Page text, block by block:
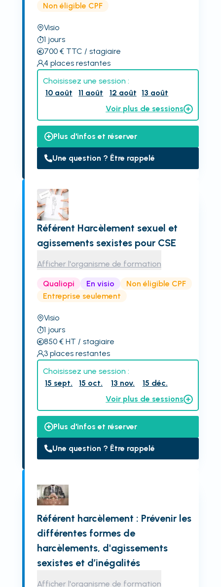
Non éligible CPF
Visio
1 jours
700€ TTC / stagiaire
4 places restantes
Choisissez une session :
10 août
11 août 12 août 13 août
Voir plus de sessions
Plus d'infos et réserver
Une question ? Être rappelé
Référent Harcèlement sexuel et
agissements sexistes pour CSE
Afficher l'organisme de formation
Qualiopi En visio
Non éligible CPF
Entreprise seulement
Visio
1 jours
850€ HT / stagiaire
3 places restantes
Choisissez une session :
15 sept.
15 oct. 13 nov.
15 déc.
Voir plus de sessions
Plus d'infos et réserver
Une question ? Être rappelé
Référent harcèlement : Prévenir les
différentes formes de
harcèlements, d'agissements
sexistes et d’inégalités
Afficher l'organisme de formation